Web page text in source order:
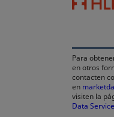
Para
en otros
contacten
en
visiten la
Data